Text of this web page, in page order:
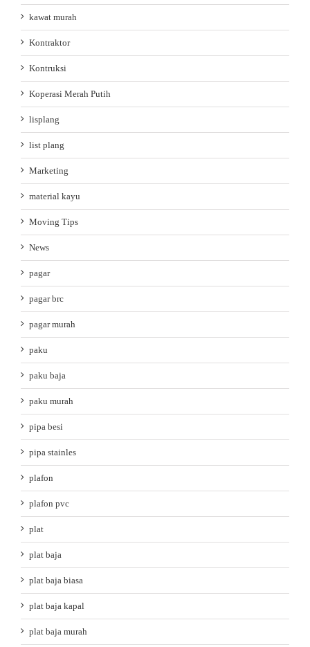
kawat murah
Kontraktor
Kontruksi
Koperasi Merah Putih
lisplang
list plang
Marketing
material kayu
Moving Tips
News
pagar
pagar brc
pagar murah
paku
paku baja
paku murah
pipa besi
pipa stainles
plafon
plafon pvc
plat
plat baja
plat baja biasa
plat baja kapal
plat baja murah